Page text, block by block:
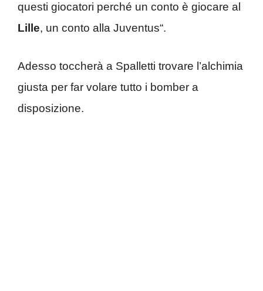
questi giocatori perché un conto è giocare al
Lille, un conto alla Juventus“.
Adesso toccherà a Spalletti trovare l’alchimia
giusta per far volare tutto i bomber a
disposizione.